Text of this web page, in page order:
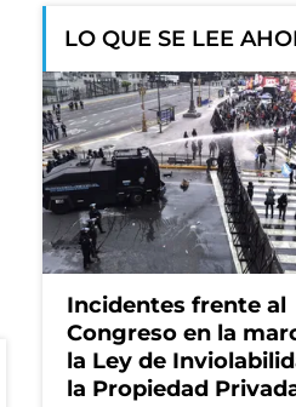
LO QUE SE LEE
Incidentes frente al
Congreso en la
la Ley de
la Propiedad